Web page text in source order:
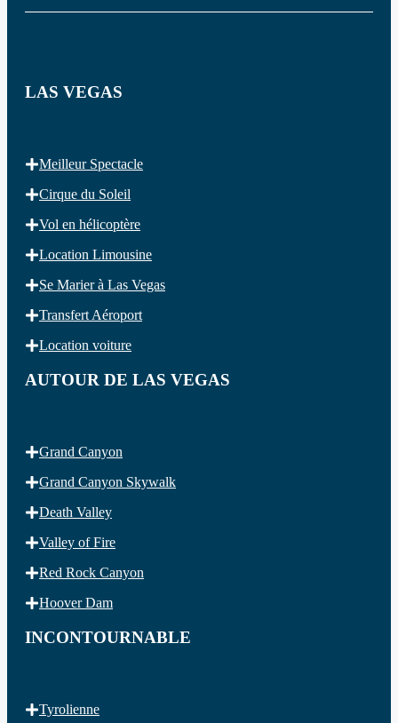
LAS VEGAS
Meilleur Spectacle
Cirque du Soleil
Vol en hélicoptère
Location Limousine
Se Marier à Las Vegas
Transfert Aéroport
Location voiture
AUTOUR DE LAS VEGAS
Grand Canyon
Grand Canyon Skywalk
Death Valley
Valley of Fire
Red Rock Canyon
Hoover Dam
INCONTOURNABLE
Tyrolienne